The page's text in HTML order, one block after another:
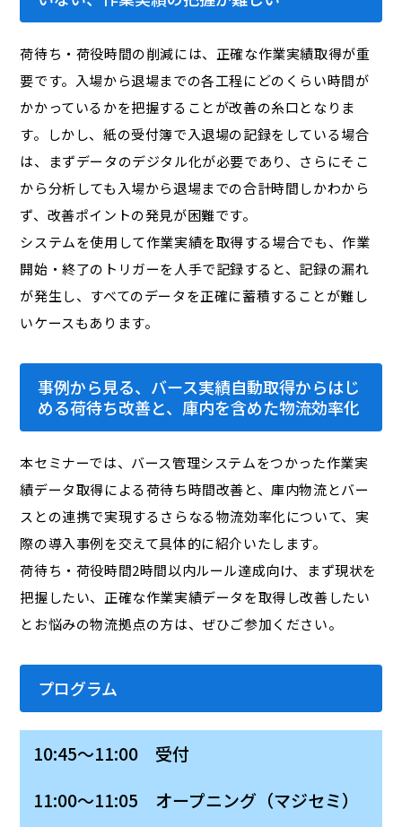
荷待ち・荷役時間の削減には、正確な作業実績取得が重
要です。入場から退場までの各工程にどのくらい時間が
かかっているかを把握することが改善の糸口となりま
す。しかし、紙の受付簿で入退場の記録をしている場合
は、まずデータのデジタル化が必要であり、さらにそこ
から分析しても入場から退場までの合計時間しかわから
ず、改善ポイントの発見が困難です。
システムを使用して作業実績を取得する場合でも、作業
開始・終了のトリガーを人手で記録すると、記録の漏れ
が発生し、すべてのデータを正確に蓄積することが難し
いケースもあります。
事例から見る、バース実績自動取得からはじ
める荷待ち改善と、庫内を含めた物流効率化
本セミナーでは、バース管理システムをつかった作業実
績データ取得による荷待ち時間改善と、庫内物流とバー
スとの連携で実現するさらなる物流効率化について、実
際の導入事例を交えて具体的に紹介いたします。
荷待ち・荷役時間2時間以内ルール達成向け、まず現状を
把握したい、正確な作業実績データを取得し改善したい
とお悩みの物流拠点の方は、ぜひご参加ください。
プログラム
10:45～11:00 受付
11:00～11:05 オープニング（マジセミ）